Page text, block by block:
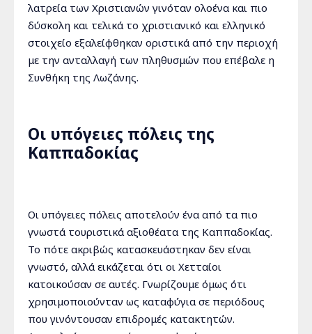
λατρεία των Χριστιανών γινόταν ολοένα και πιο
δύσκολη και τελικά το χριστιανικό και ελληνικό
στοιχείο εξαλείφθηκαν οριστικά από την περιοχή
με την ανταλλαγή των πληθυσμών που επέβαλε η
Συνθήκη της Λωζάνης.
Οι υπόγειες πόλεις της
Καππαδοκίας
Οι υπόγειες πόλεις αποτελούν ένα από τα πιο
γνωστά τουριστικά αξιοθέατα της Καππαδοκίας.
Το πότε ακριβώς κατασκευάστηκαν δεν είναι
γνωστό, αλλά εικάζεται ότι οι Χετταίοι
κατοικούσαν σε αυτές. Γνωρίζουμε όμως ότι
χρησιμοποιούνταν ως καταφύγια σε περιόδους
που γινόντουσαν επιδρομές κατακτητών.